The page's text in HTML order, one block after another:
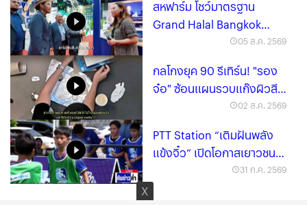
สหฟาร์ม โชว์มาตรฐาน
Grand Halal Bangkok
2026 ผนึก 30 ประเทศ05 ส.ค. 2569
กลโกงยุค 90 รีเทิร์น! "รอง
จ๋อ" ซ้อนแผนรวบแก๊งผิวสี
ต้มตุ๋น "Black Money" เสก
02 ส.ค. 2569
PTT Station “เติมฝันพลัง
แข้งจิ๋ว” เปิดโอกาสเยาวชน
ดวลฝีเท้าใกล้ชิดนักเตะอาชีพ
31 ก.ค. 2569